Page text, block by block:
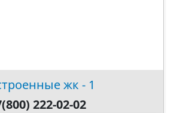
жк - 1
222-02-02